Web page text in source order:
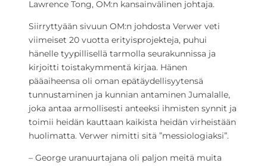
Lawrence Tong, OM:n kansainvälinen johtaja.
Siirryttyään sivuun OM:n johdosta Verwer veti
viimeiset 20 vuotta erityisprojekteja, puhui
hänelle tyypillisellä tarmolla seurakunnissa ja
kirjoitti toistakymmentä kirjaa. Hänen
pääaiheensa oli oman epätäydellisyytensä
tunnustaminen ja kunnian antaminen Jumalalle,
joka antaa armollisesti anteeksi ihmisten synnit ja
toimii heidän kauttaan kaikista heidän virheistään
huolimatta. Verwer nimitti sitä ”messiologiaksi”.
– George uranuurtajana oli paljon meitä muita